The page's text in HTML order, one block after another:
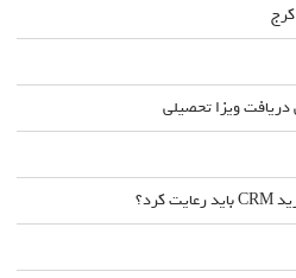
ویزا تحصیلی